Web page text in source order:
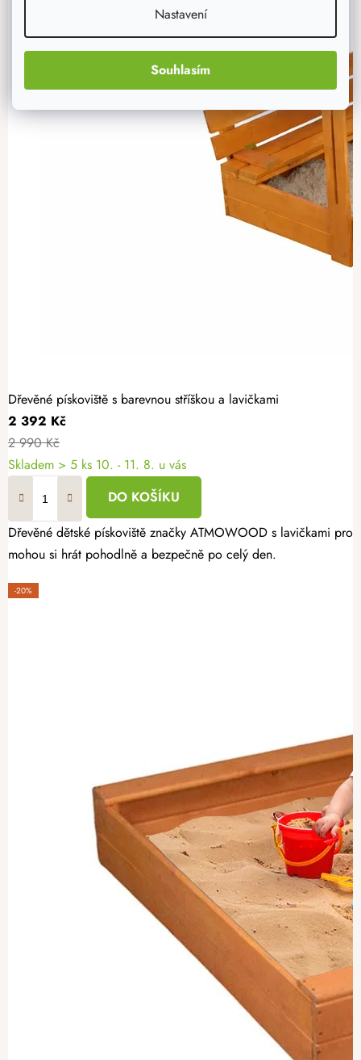
Nastavení
Souhlasím
Dřevěné pískoviště s barevnou stříškou a lavičkami
2 392 Kč
2 990 Kč
Skladem > 5 ks 10. - 11. 8. u vás
DO KOŠÍKU
Dřevěné dětské pískoviště značky ATMOWOOD s lavičkami
mohou si hrát pohodlně a bezpečně po celý den.
-20%